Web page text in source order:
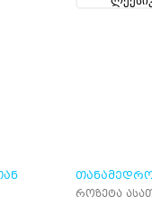
როზეტა